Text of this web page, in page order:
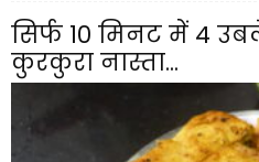
सिर्फ 10 मिनट में 4
कुरकुरा नास्ता...